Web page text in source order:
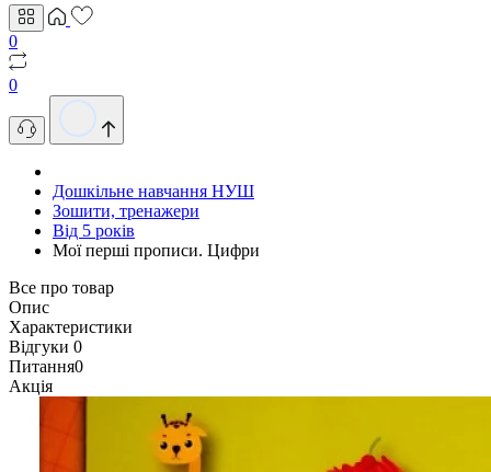
0
0
Дошкільне навчання НУШ
Зошити, тренажери
Від 5 років
Мої перші прописи. Цифри
Все про товар
Опис
Характеристики
Відгуки 0
Питання0
Акція